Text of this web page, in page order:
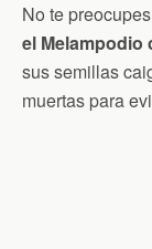
No te
el Melampodio
sus semillas
muertas para